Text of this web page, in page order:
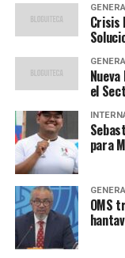
continuó.
Un
El W7F, tras su
un innovador
contó con
Kerolin Nicoli, Ella
con el título para
DAZN, W7F será
a nivel mundial,
en el canal de
femenino.
Crisis
el
para
OMS